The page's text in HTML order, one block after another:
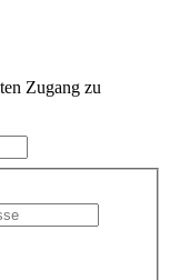
Zugang zu